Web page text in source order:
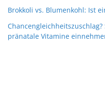
Brokkoli vs. Blumenkohl: Ist
pränatale Vitamine